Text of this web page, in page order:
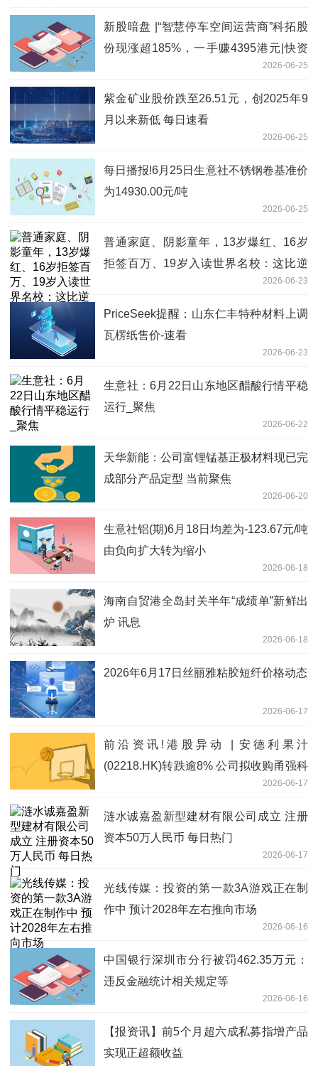
新股暗盘 |“智慧停车空间运营商”科拓股
份现涨超185%，一手赚4395港元|快资
2026-06-25
紫金矿业股价跌至26.51元，创2025年9
月以来新低 每日速看
2026-06-25
每日播报!6月25日生意社不锈钢卷基准价
为14930.00元/吨
2026-06-25
普通家庭、阴影童年，13岁爆红、16岁
拒签百万、19岁入读世界名校：这比逆
2026-06-23
PriceSeek提醒：山东仁丰特种材料上调
瓦楞纸售价-速看
2026-06-23
生意社：6月22日山东地区醋酸行情平稳
运行_聚焦
2026-06-22
天华新能：公司富锂锰基正极材料现已完
成部分产品定型 当前聚焦
2026-06-20
生意社铝(期)6月18日均差为-123.67元/吨
由负向扩大转为缩小
2026-06-18
海南自贸港全岛封关半年“成绩单”新鲜出
炉 讯息
2026-06-18
2026年6月17日丝丽雅粘胶短纤价格动态
2026-06-17
前沿资讯!港股异动 | 安德利果汁
(02218.HK)转跌逾8% 公司拟收购甬强科
2026-06-17
涟水诚嘉盈新型建材有限公司成立 注册
资本50万人民币 每日热门
2026-06-17
光线传媒：投资的第一款3A游戏正在制
作中 预计2028年左右推向市场
2026-06-16
中国银行深圳市分行被罚462.35万元：
违反金融统计相关规定等
2026-06-16
【报资讯】前5个月超六成私募指增产品
实现正超额收益